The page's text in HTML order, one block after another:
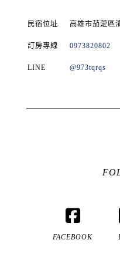
民宿位址 高雄市茄萣區
訂房專線 0973820802
LINE @973tqrqs
FACEBOOK